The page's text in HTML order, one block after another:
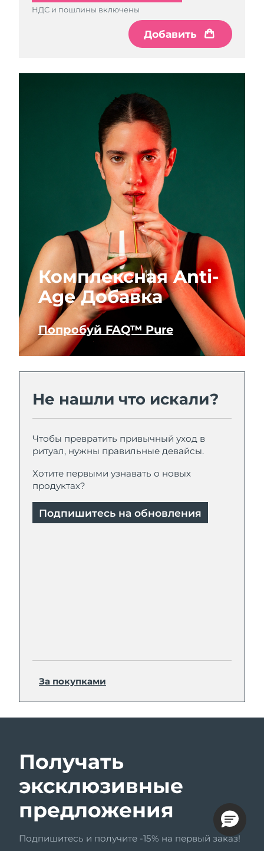
НДС и пошлины включены
Добавить
НДС и пошлины включены
Добавить
Комплексная Anti-
Age Добавка
Попробуй FAQ™ Pure
Не нашли что искали?
Чтобы превратить привычный уход в
ритуал, нужны правильные девайсы.
Хотите первыми узнавать о новых
продуктах?
Подпишитесь на обновления
За покупками
Получать
эксклюзивные
предложения
Подпишитесь и получите -15% на первый заказ!